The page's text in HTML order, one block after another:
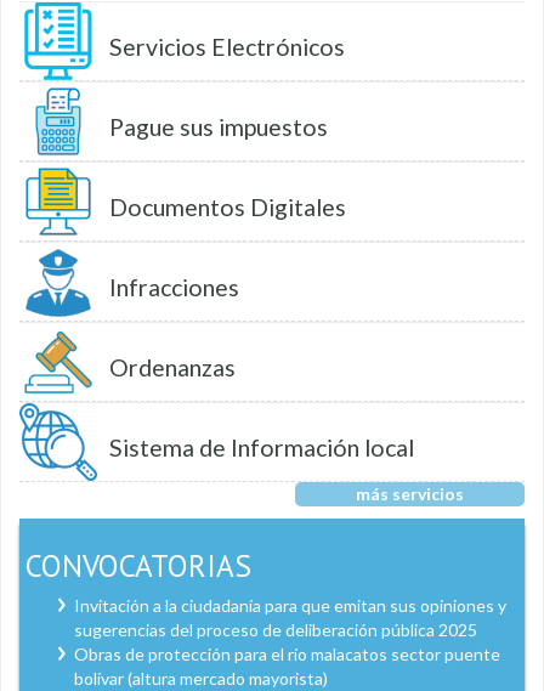
Servicios Electrónicos
Pague sus impuestos
Documentos Digitales
Infracciones
Ordenanzas
Sistema de Información local
más servicios
CONVOCATORIAS
Invitación a la ciudadanía para que emitan sus opiniones y
sugerencias del proceso de deliberación pública 2025
Obras de protección para el río malacatos sector puente
bolívar (altura mercado mayorista)